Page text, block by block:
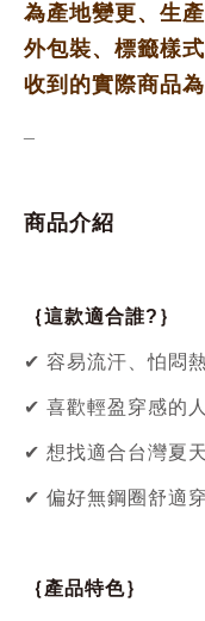
為產地變更、生
外包裝、標籤樣
收到的實際商品為
商品介紹
｛這款適合誰?｝
✔ 容易流汗、怕悶
✔ 喜歡輕盈穿感的人
✔ 想找適合台灣夏
✔ 偏好無鋼圈舒適
｛產品特色｝